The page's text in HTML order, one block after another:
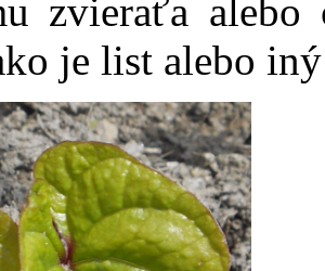
zvieraťa
je list alebo